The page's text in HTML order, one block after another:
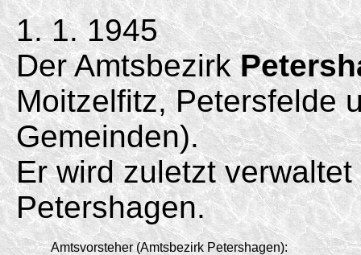
1. 1. 1945
Der Amtsbezirk
Moitzelfitz, Petersfelde
Gemeinden).
Er wird zuletzt
Petershagen.
Amtsvorsteher (Amtsbezirk Petershagen):